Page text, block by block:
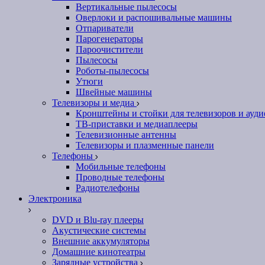
Вертикальные пылесосы
Оверлоки и распошивальные машины
Отпариватели
Парогенераторы
Пароочистители
Пылесосы
Роботы-пылесосы
Утюги
Швейные машины
Телевизоры и медиа
Кронштейны и стойки для телевизоров и
ТВ-приставки и медиаплееры
Телевизионные антенны
Телевизоры и плазменные панели
Телефоны
Мобильные телефоны
Проводные телефоны
Радиотелефоны
Электроника
DVD и Blu-ray плееры
Акустические системы
Внешние аккумуляторы
Домашние кинотеатры
Зарядные устройства